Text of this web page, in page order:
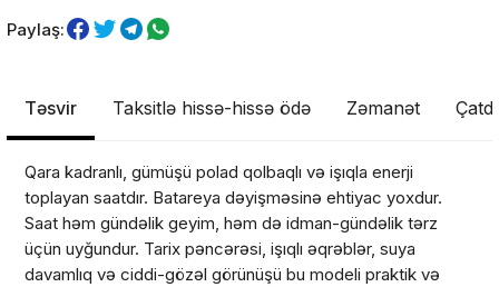
Paylaş:
Təsvir Taksitlə hissə-hissə ödə Zəmanət
Qara kadranlı, gümüşü polad qolbaqlı və işıqla enerji
toplayan saatdır. Batareya dəyişməsinə ehtiyac yoxdur.
Saat həm gündəlik geyim, həm də idman-gündəlik tərz
üçün uyğundur. Tarix pəncərəsi, işıqlı əqrəblər, suya
davamlıq və ciddi-gözəl görünüşü bu modeli praktik və